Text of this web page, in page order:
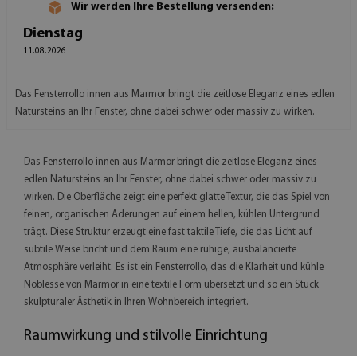
Wir werden Ihre Bestellung versenden:
Dienstag
11.08.2026
Das Fensterrollo innen aus Marmor bringt die zeitlose Eleganz eines edlen
Natursteins an Ihr Fenster, ohne dabei schwer oder massiv zu wirken.
Das Fensterrollo innen aus Marmor bringt die zeitlose Eleganz eines
edlen Natursteins an Ihr Fenster, ohne dabei schwer oder massiv zu
wirken. Die Oberfläche zeigt eine perfekt glatte Textur, die das Spiel von
feinen, organischen Aderungen auf einem hellen, kühlen Untergrund
trägt. Diese Struktur erzeugt eine fast taktile Tiefe, die das Licht auf
subtile Weise bricht und dem Raum eine ruhige, ausbalancierte
Atmosphäre verleiht. Es ist ein Fensterrollo, das die Klarheit und kühle
Noblesse von Marmor in eine textile Form übersetzt und so ein Stück
skulpturaler Ästhetik in Ihren Wohnbereich integriert.
Raumwirkung und stilvolle Einrichtung